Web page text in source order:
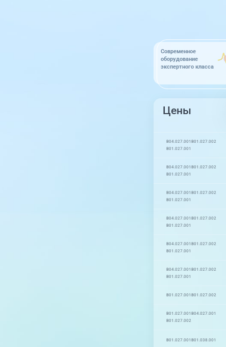
Современное
оборудование
экспертного класса
Цены
B04.027.001 B01.027.002
B01.027.001
B04.027.001 B01.027.002
B01.027.001
B04.027.001 B01.027.002
B01.027.001
B04.027.001 B01.027.002
B01.027.001
B04.027.001 B01.027.002
B01.027.001
B04.027.001 B01.027.002
B01.027.001
B01.027.001 B01.027.002
B01.027.001 B04.027.001
B01.027.002
B01.027.001 B01.038.001